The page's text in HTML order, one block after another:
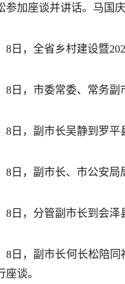
参加座谈并讲话。马国
8日，全省乡村建设暨
8日，市委常委、常务
8日，副市长吴静到罗
8日，副市长、市公安
8日，分管副市长到会
8日，副市长何长松陪
座谈。